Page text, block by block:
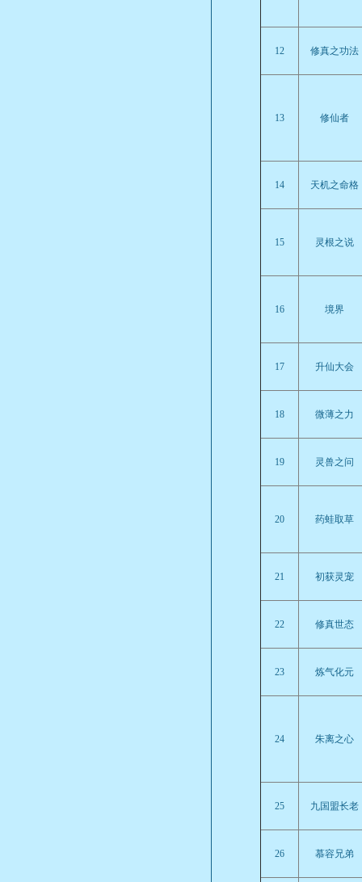
12 修真之功法
13 修仙者
14 天机之命格
15 灵根之说
16 境界
17 升仙大会
18 微薄之力
19 灵兽之问
20 药蛙取草
21 初获灵宠
22 修真世态
23 炼气化元
24 朱离之心
25 九国盟长老
26 慕容兄弟